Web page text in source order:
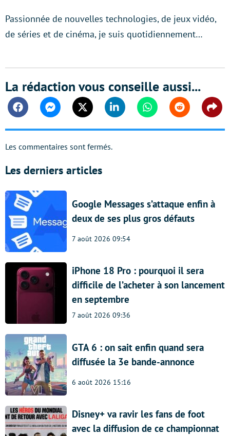
Passionnée de nouvelles technologies, de jeux vidéo,
de séries et de cinéma, je suis quotidiennement…
La rédaction vous conseille aussi...
FacebookMessengerTwitter Linkedin WhatsappReddit
Les commentaires sont fermés.
Les derniers articles
Google Messages s’attaque enfin à
deux de ses plus gros défauts
7 août 2026 09:54
iPhone 18 Pro : pourquoi il sera
difficile de l’acheter à son lancement
en septembre
7 août 2026 09:36
GTA 6 : on sait enfin quand sera
diffusée la 3e bande-annonce
6 août 2026 15:16
Disney+ va ravir les fans de foot
avec la diffusion de ce championnat